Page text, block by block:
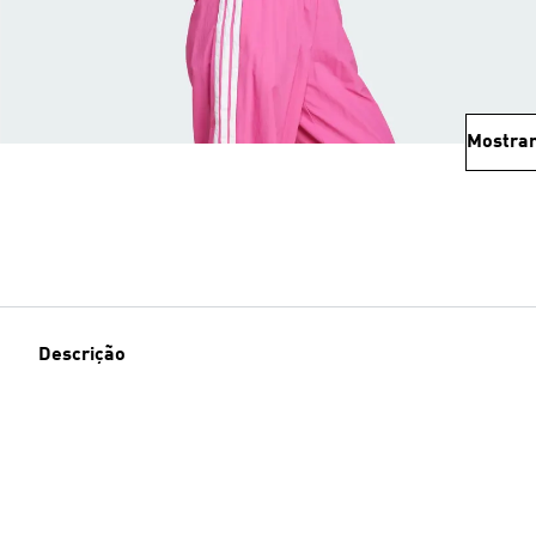
Descrição